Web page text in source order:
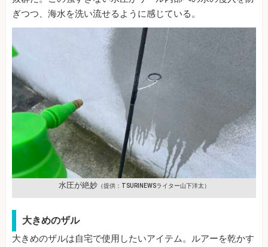
ぎつつ、海水を洗い流せるように感じている。
水圧が絶妙（提供：TSURINEWSライター山下洋太）
大きめのザル
大きめのザルは自宅で使用したいアイテム。ルアーを乾かす